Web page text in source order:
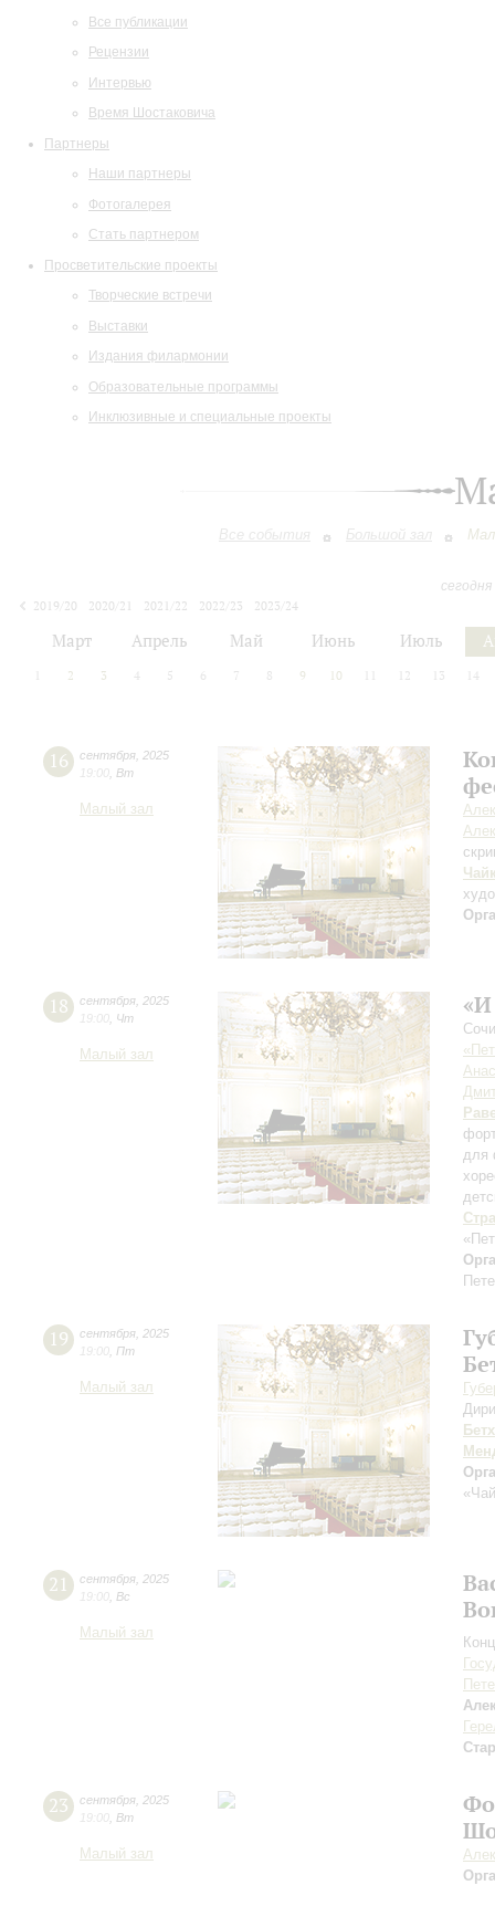
Все публикации
Рецензии
Интервью
Время Шостаковича
Партнеры
Наши партнеры
Фотогалерея
Стать партнером
Просветительские проекты
Творческие встречи
Выставки
Издания филармонии
Образовательные программы
Инклюзивные и специальные проекты
Все события Большой зал
2019/20
2020/21 2021/22 2022/23
2023/24
Март Апрель Май Июнь Июль
2 3 4 5 6 7 8 9 10 12 13 14
16 сентября 2025
19:00 Вт
Малый зал
18 сентября 2025
19:00 Чт
Малый зал
«И
для
19 сентября 2025
19:00 Пт
Малый зал
21 сентября 2025
19:00 Вс
Малый зал
23 сентября 2025
19:00 Вт
Малый зал